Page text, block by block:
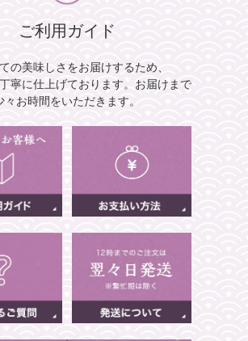
ご利用ガイド
の美味しさをお届けするため、
寧に仕上げております。 お届けまで
々お時間をいただきます。